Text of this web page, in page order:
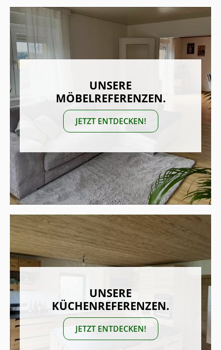
UNSERE
MÖBELREFERENZEN.
JETZT ENTDECKEN!
UNSERE
KÜCHENREFERENZEN.
JETZT ENTDECKEN!